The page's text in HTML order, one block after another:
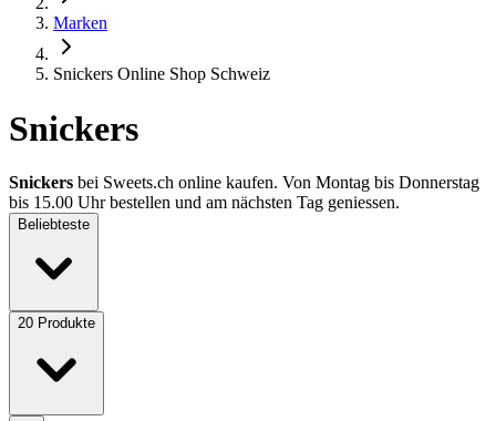
Marken
Snickers Online Shop Schweiz
Snickers
Snickers bei Sweets.ch online kaufen. Von Montag bis Donnerstag
bis 15.00 Uhr bestellen und am nächsten Tag geniessen.
Beliebteste
20 Produkte